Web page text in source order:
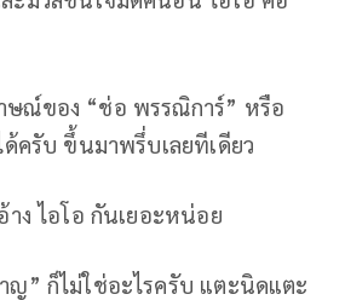
ษณ์ของ “ช่อ พรรณิการ์” หรือ
ครับ ขึ้นมาพรึ่บเลยทีเดียว
ง ไอโอ กันเยอะหน่อย
ญ” ก็ไม่ใช่อะไรครับ แตะนิดแตะ